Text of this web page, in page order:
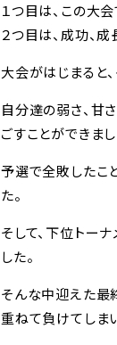
１つ目は、この大
２つ目は、成功、
大会がはじまると
自分達の弱さ、甘
ごすことができまし
予選で全敗したこ
た。
そして、下位トー
した。
そんな中迎えた最
重ねて負けてしま